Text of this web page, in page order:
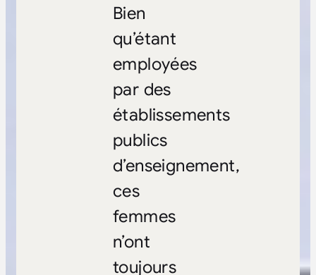
Bien
qu’étant
employées
par des
établissements
publics
d’enseignement,
ces
femmes
n’ont
toujours